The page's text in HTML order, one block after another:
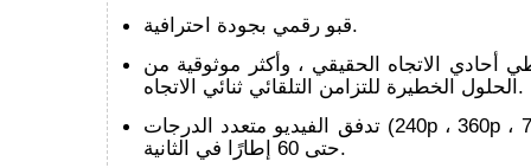
قبو رقمي بجودة احترافية.
أحادي الاتجاه الحقيقي ، وأكثر موثوقية من
الحلول الخطيرة للتزامن التلقائي ثنائي الاتجاه.
تدفق الفيديو متعدد الدرجات (240p ، 360p ، 720HD ، 1080HD)
حتى 60 إطارًا في الثانية.